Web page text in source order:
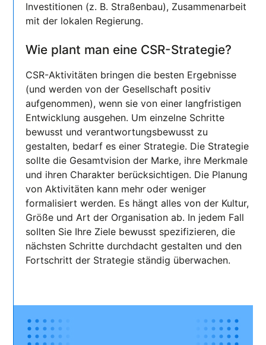
Investitionen (z. B. Straßenbau), Zusammenarbeit
mit der lokalen Regierung.
Wie plant man eine CSR-Strategie?
CSR-Aktivitäten bringen die besten Ergebnisse
(und werden von der Gesellschaft positiv
aufgenommen), wenn sie von einer langfristigen
Entwicklung ausgehen. Um einzelne Schritte
bewusst und verantwortungsbewusst zu
gestalten, bedarf es einer Strategie. Die Strategie
sollte die Gesamtvision der Marke, ihre Merkmale
und ihren Charakter berücksichtigen. Die Planung
von Aktivitäten kann mehr oder weniger
formalisiert werden. Es hängt alles von der Kultur,
Größe und Art der Organisation ab. In jedem Fall
sollten Sie Ihre Ziele bewusst spezifizieren, die
nächsten Schritte durchdacht gestalten und den
Fortschritt der Strategie ständig überwachen.